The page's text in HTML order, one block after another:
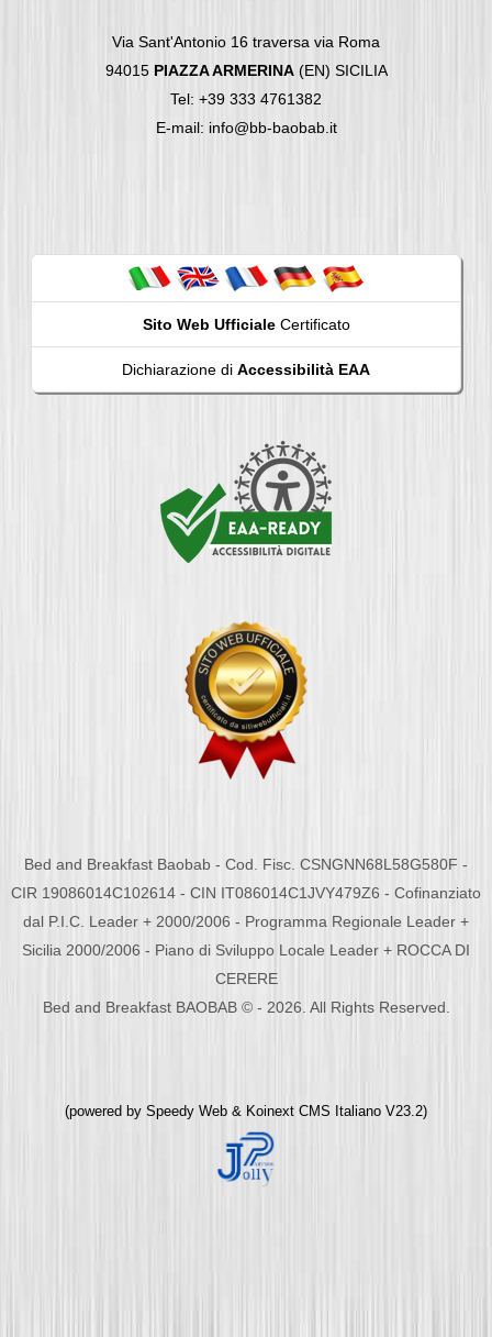
Via Sant'Antonio 16 traversa via Roma
94015 PIAZZA ARMERINA(EN) SICILIA
Tel: +39 333 4761382
E-mail: info@bb-baobab.it
Sito Web UfficialeCertificato
Dichiarazione di Accessibilità EAA
Bed and Breakfast Baobab - Cod. Fisc. CSNGNN68L58G580F -
CIR 19086014C102614 - CIN IT086014C1JVY479Z6 - Cofinanziato
dal P.I.C. Leader + 2000/2006 - Programma Regionale Leader +
Sicilia 2000/2006 - Piano di Sviluppo Locale Leader + ROCCA DI
CERERE
Bed and Breakfast BAOBAB © - 2026. All Rights Reserved.
(powered by Speedy Web & Koinext CMS Italiano V23.2)